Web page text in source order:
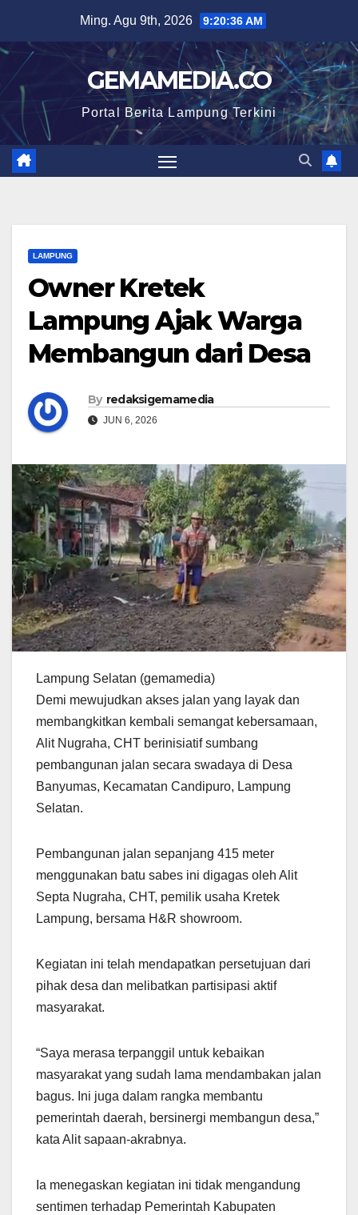
content
Ming. Agu 9th, 2026 9:20:37 AM
GEMAMEDIA.CO
Portal Berita Lampung Terkini
LAMPUNG
Owner Kretek
Lampung Ajak Warga
Membangun dari Desa
By redaksigemamedia
JUN 6, 2026
Lampung Selatan (gemamedia)
Demi mewujudkan akses jalan yang layak dan
membangkitkan kembali semangat kebersamaan,
Alit Nugraha, CHT berinisiatif sumbang
pembangunan jalan secara swadaya di Desa
Banyumas, Kecamatan Candipuro, Lampung
Selatan.
Pembangunan jalan sepanjang 415 meter
menggunakan batu sabes ini digagas oleh Alit
Septa Nugraha, CHT, pemilik usaha Kretek
Lampung, bersama H&R showroom.
Kegiatan ini telah mendapatkan persetujuan dari
pihak desa dan melibatkan partisipasi aktif
masyarakat.
“Saya merasa terpanggil untuk kebaikan
masyarakat yang sudah lama mendambakan jalan
bagus. Ini juga dalam rangka membantu
pemerintah daerah, bersinergi membangun desa,”
kata Alit sapaan-akrabnya.
Ia menegaskan kegiatan ini tidak mengandung
sentimen terhadap Pemerintah Kabupaten